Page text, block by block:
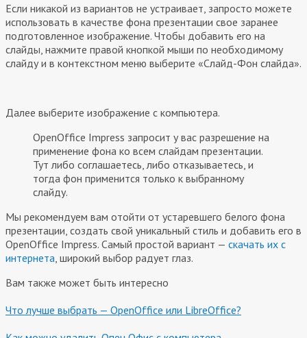
Если никакой из вариантов не устраивает, запросто можете
использовать в качестве фона презентации свое заранее
подготовленное изображение. Чтобы добавить его на
слайды, нажмите правой кнопкой мыши по необходимому
слайду и в контекстном меню выберите «Слайд-Фон слайда».
Далее выберите изображение с компьютера.
OpenOffice Impress запросит у вас разрешение на
применение фона ко всем слайдам презентации.
Тут либо соглашаетесь, либо отказываетесь, и
тогда фон применится только к выбранному
слайду.
Мы рекомендуем вам отойти от устаревшего белого фона
презентации, создать свой уникальный стиль и добавить его в
OpenOffice Impress. Самый простой вариант — скачать их с
интернета , широкий выбор радует глаз.
Вам также может быть интересно
Что лучше выбрать — OpenOffice или LibreOffice?